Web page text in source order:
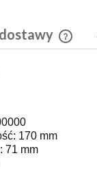
170 mm
71 mm